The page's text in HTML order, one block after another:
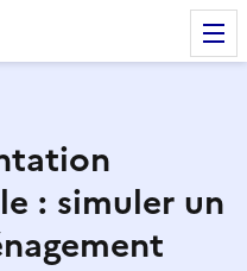
: simuler un